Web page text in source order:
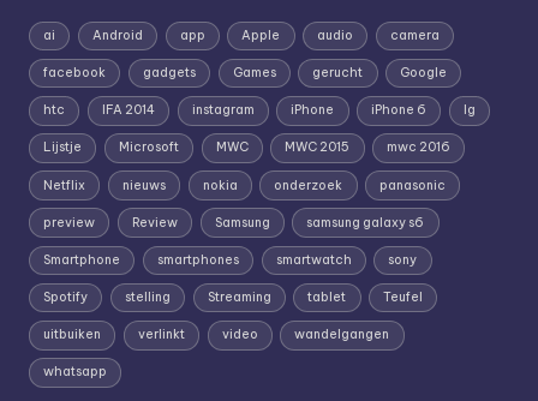
ai Android app Apple audio camera
facebook gadgets Games gerucht Google
htc IFA 2014 instagram iPhone iPhone 6 lg
Lijstje Microsoft MWC MWC 2015 mwc 2016
Netflix nieuws nokia onderzoek panasonic
preview Review Samsung samsung galaxy s6
Smartphone smartphones smartwatch sony
Spotify stelling Streaming tablet Teufel
uitbuiken verlinkt video wandelgangen
whatsapp